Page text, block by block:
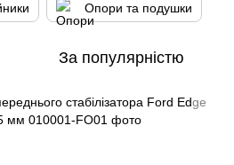
Опори та подушки
За популярністю